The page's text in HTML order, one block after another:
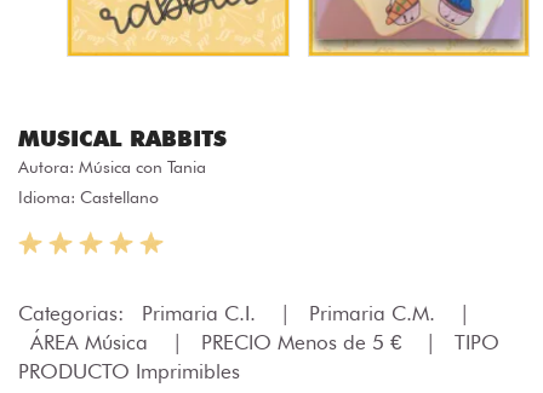
MUSICAL RABBITS
Autora: Música con Tania
Idioma: Castellano
Categorias: Primaria C.I. | Primaria C.M.
|
ÁREA Música
| PRECIO Menos de 5 € |
TIPO
PRODUCTO Imprimibles